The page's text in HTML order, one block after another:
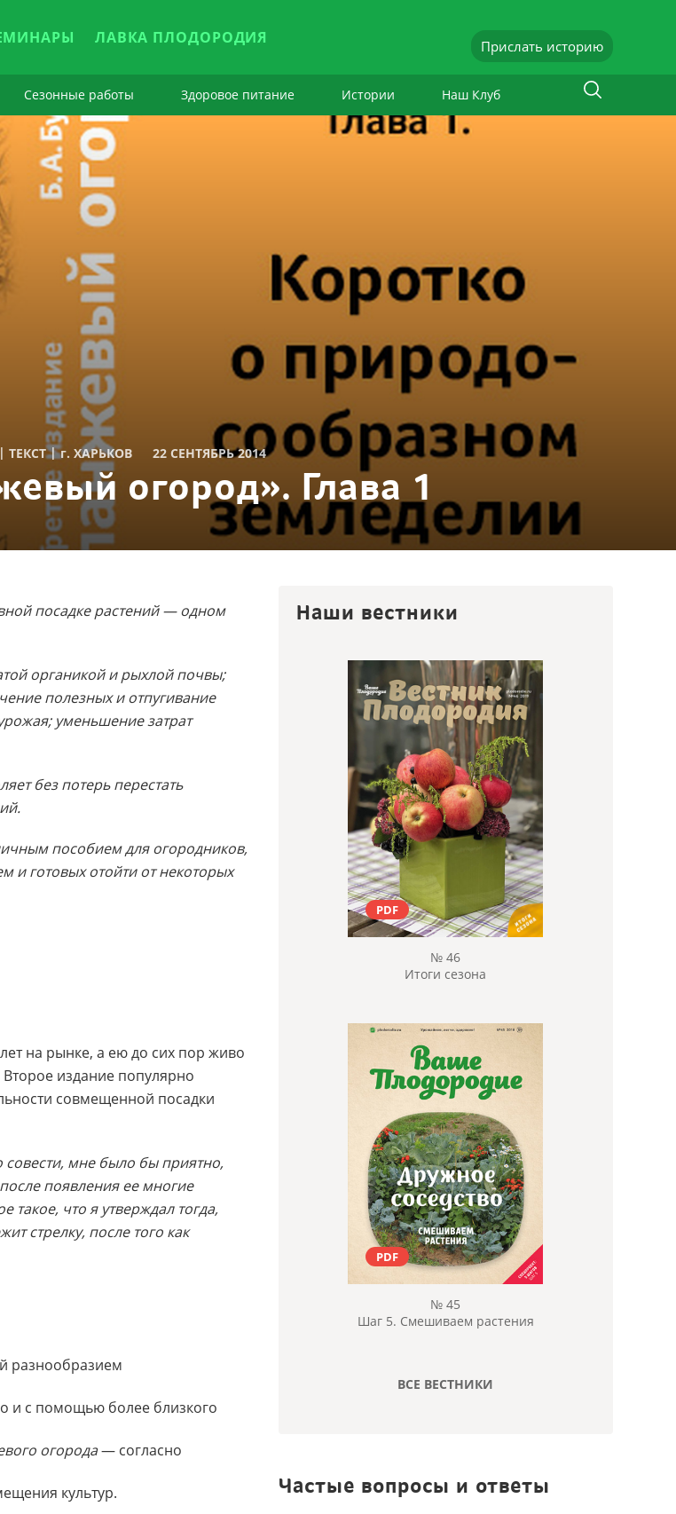
ЛАВКА ПЛОДОРОДИЯ Прислать историю
Сезонные работы Здоровое питание Истории Наш Клуб
| ТЕКСТ| г. ХАРЬКОВ 22 СЕНТЯБРЬ 2014
огород». Глава 1
посадке растений — одном
органикой и рыхлой почвы;
полезных и отпугивание
уменьшение затрат
без потерь перестать
пособием для огородников,
готовых отойти от некоторых
на рынке, а ею до сих пор живо
издание популярно
совмещенной посадки
совести, мне было бы приятно,
появления ее многие
что я утверждал тогда,
стрелку, после того как
разнообразием
и с помощью более близкого
огорода— согласно
культур.
Наши вестники
PDF
№ 46
Итоги сезона
PDF
№ 45
Шаг 5. Смешиваем растения
ВСЕ ВЕСТНИКИ
Частые вопросы и ответы